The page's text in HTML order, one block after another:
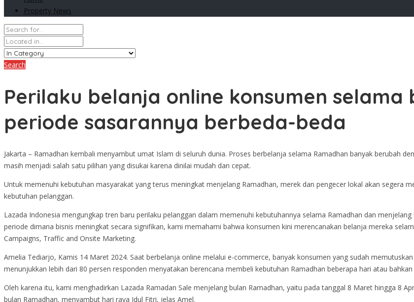
Property News
Search
Perilaku belanja online konsumen selama
periode sasarannya berbeda-beda
Jakarta – Ramadhan kembali menyambut umat Islam di seluruh dunia. Proses berbelanja selama Ramadhan banyak berubah
masih menjadi salah satu pilihan yang disukai karena dinilai mudah dan cepat.
Untuk memenuhi kebutuhan masyarakat yang terus meningkat menjelang Ramadhan, merek dan pengecer lokal akan segera
kebutuhan pelanggan.
Lazada Indonesia mengungkap tren baru perilaku pelanggan dalam memenuhi kebutuhannya selama Ramadhan dan menjelang
periode dimana bisnis meningkat secara signifikan, kami memahami bahwa konsumen kini merencanakan belanja mereka
Campaigns, Traffic and Onsite Marketing.
Amelia Tediarjo, Kamis 14 Maret 2024. Saat berbelanja online melalui e-commerce, banyak konsumen yang sudah
menunjukkan lebih dari 80 persen responden menyatakan berencana membeli kebutuhan Ramadhan beberapa hari atau
Oleh karena itu, kami menghadirkan Lazada Ramadan Sale menjelang bulan Ramadhan, yaitu pada tanggal 8 Maret hingga 8
bulan Ramadhan, menyambut hari raya Idul Fitri, jelas Amel.